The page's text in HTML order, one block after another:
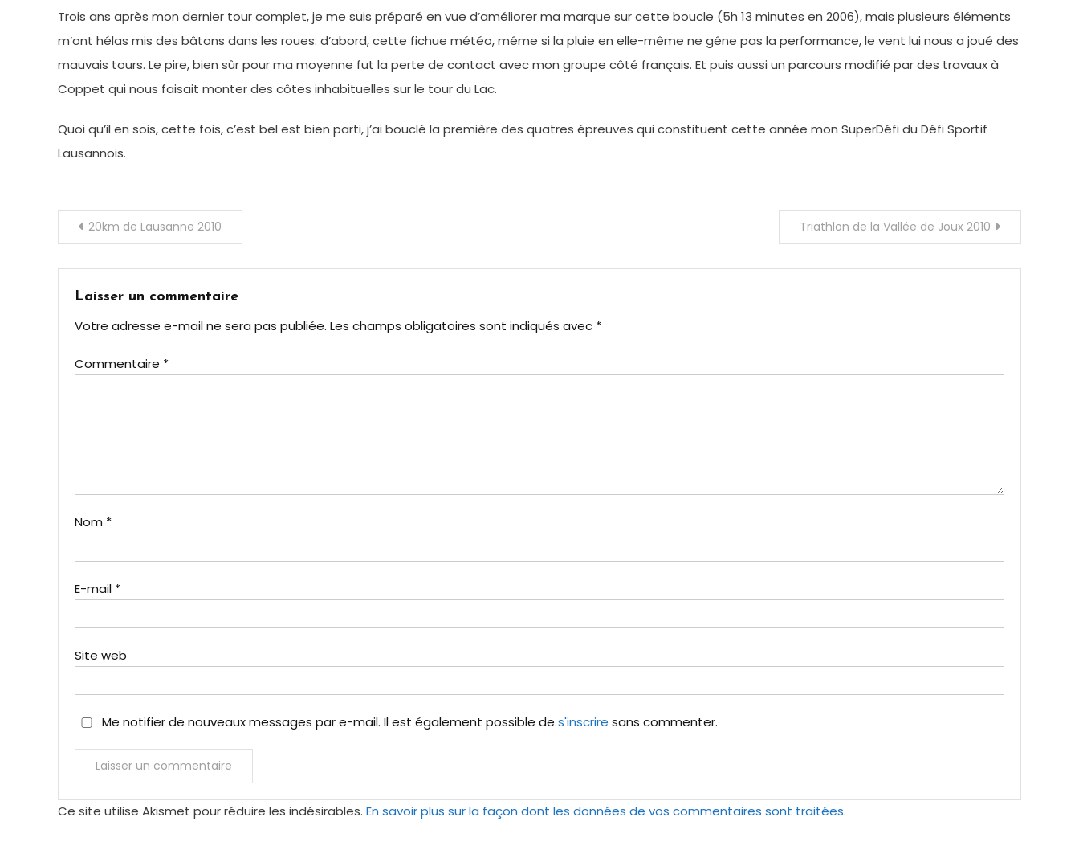
Trois ans après mon dernier tour complet, je me suis préparé en vue d’améliorer ma marque sur cette boucle (5h 13 minutes en 2006), mais plusieurs éléments
m’ont hélas mis des bâtons dans les roues: d’abord, cette fichue météo, même si la pluie en elle-même ne gêne pas la performance, le vent lui nous a joué des
mauvais tours. Le pire, bien sûr pour ma moyenne fut la perte de contact avec mon groupe côté français. Et puis aussi un parcours modifié par des travaux à
Coppet qui nous faisait monter des côtes inhabituelles sur le tour du Lac.
Quoi qu’il en sois, cette fois, c’est bel est bien parti, j’ai bouclé la première des quatres épreuves qui constituent cette année mon SuperDéfi du Défi Sportif
Lausannois.
Navigation
de
l’article
20km de Lausanne 2010 Triathlon de la Vallée de Joux 2010
Laisser un commentaire
Votre adresse e-mail ne sera pas publiée. Les champs obligatoires sont indiqués avec *
Commentaire *
Nom *
E-mail *
Site web
Me notifier de nouveaux messages par e-mail. Il est également possible de s'inscrire sans commenter.
Ce site utilise Akismet pour réduire les indésirables. En savoir plus sur la façon dont les données de vos commentaires sont traitées.